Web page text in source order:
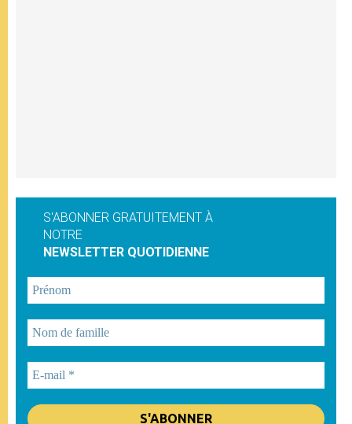
S'ABONNER GRATUITEMENT À
NOTRE
NEWSLETTER QUOTIDIENNE